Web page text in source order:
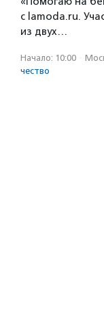
с lamoda.ru.
из двух…
Начало: 10:00 ·
чест­во